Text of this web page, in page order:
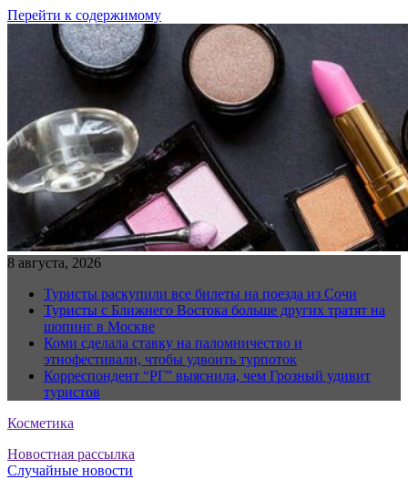
Перейти к содержимому
8 августа, 2026
Туристы раскупили все билеты на поезда из Сочи
Туристы с Ближнего Востока больше других тратят на
шопинг в Москве
Коми сделала ставку на паломничество и
этнофестивали, чтобы удвоить турпоток
Корреспондент “РГ” выяснила, чем Грозный удивит
туристов
Косметика
Новостная рассылка
Случайные новости